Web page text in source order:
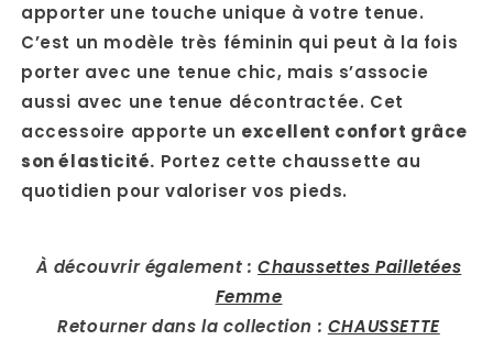
apporter une touche unique à votre tenue.
C’est un modèle très féminin qui peut à la fois
porter avec une tenue chic, mais s’associe
aussi avec une tenue décontractée. Cet
accessoire apporte un excellent confort grâce
son élasticité. Portez cette chaussette au
quotidien pour valoriser vos pieds.
À découvrir également :Chaussettes Pailletées
Femme
Retourner dans la collection : CHAUSSETTE